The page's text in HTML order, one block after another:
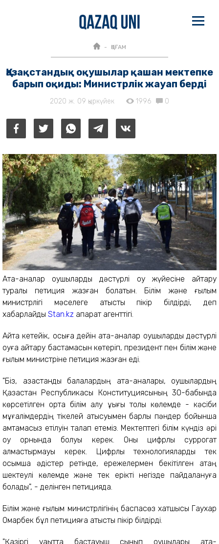
ҚОҒАМ
Қазақстандық оқушылар қашан мектепке
барып оқиды: Министрлік жауап берді
2020 ж. 09 қыркүйек 1996 0
Ата-аналар оқушыларды дәстүрлі оқу жүйесіне қайтару
туралы петиция жазған болатын. Білім және ғылым
министрлігі мәселеге қатысты пікір білдірді, деп
хабарлайды Stan.kz ақпарат агенттігі.
Айта кетейік, осыға дейін ата-аналар оқушыларды дәстүрлі
оқуға қайтару бастамасын көтеріп, президент пен білім және
ғылым министріне петиция жазған еді.
"Біз, қазақстандық балалардың ата-аналары, оқушылардың
Қазақстан Республикасы Конституциясының 30-бабында
көрсетілген орта білім алу құқығы толық көлемде - кәсіби
мұғалімдердің тікелей қатысуымен барлық пәндер бойынша
қамтамасыз етілуін талап етеміз. Мектептегі білім күндіз әрі
оқу орнында болуы керек. Оны цифрлық суррогат
алмастырмауы керек. Цифрлық технологияларды тек
қосымша әдістер ретінде, ережелермен бекітілген қатаң
шектеулі көлемде және тек ерікті негізде пайдалануға
болады", - делінген петицияда.
Білім және ғылым министрлігінің баспасөз хатшысы Гаухар
Омарбек бұл петицияға қатысты пікір білдірді.
"Қазіргі уақытта бастауыш сынып оқушылары ата-